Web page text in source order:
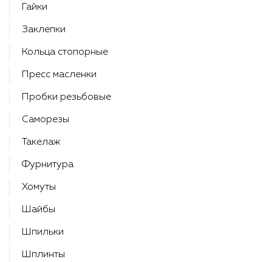
Гайки
Заклепки
Кольца стопорные
Пресс масленки
Пробки резьбовые
Саморезы
Такелаж
Фурнитура
Хомуты
Шайбы
Шпильки
Шплинты